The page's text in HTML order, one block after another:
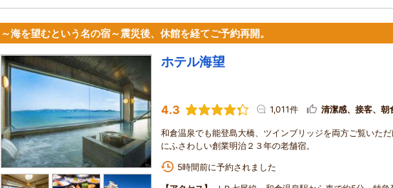
～海を望むという名の宿～震災後、休館を経てご予約再開。
ホテル海望
4.3 1,011件 清潔感、接客、朝
和倉温泉でも能登島大橋、ツインブリッジを両方ご覧いた
にふさわしい創業明治２３年の老舗宿。
5時間前に予約されました